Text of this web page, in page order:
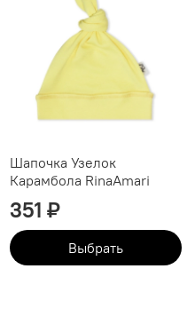
Шапочка Узелок
Карамбола RinaAmari
351 ₽
Выбрать